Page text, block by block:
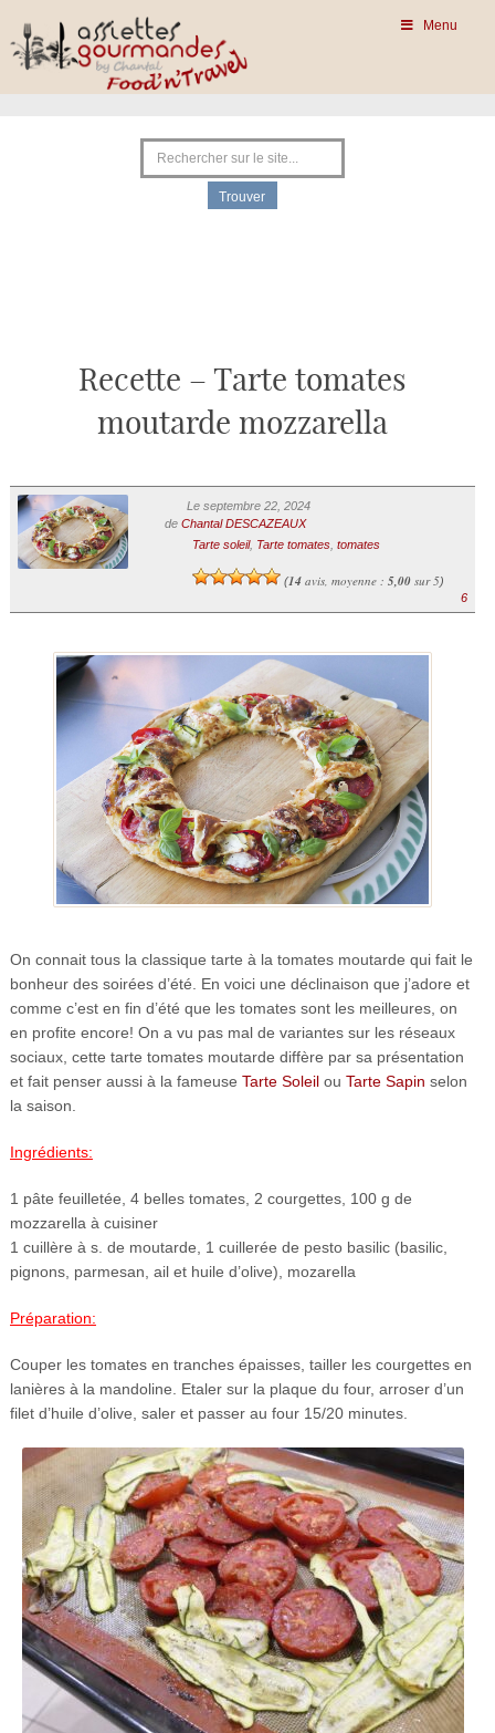
Menu
Recette – Tarte tomates
moutarde mozzarella
Le septembre 22, 2024
de Chantal DESCAZEAUX
Tarte soleil, Tarte tomates, tomates
(14avis, moyenne : 5,00sur 5)
6
On connait tous la classique tarte à la tomates moutarde qui fait le
bonheur des soirées d’été. En voici une déclinaison que j’adore et
comme c’est en fin d’été que les tomates sont les meilleures, on
en profite encore! On a vu pas mal de variantes sur les réseaux
sociaux, cette tarte tomates moutarde diffère par sa présentation
et fait penser aussi à la fameuse Tarte Soleilou Tarte Sapin selon
la saison.
Ingrédients:
1 pâte feuilletée, 4 belles tomates, 2 courgettes, 100 g de
mozzarella à cuisiner
1 cuillère à s. de moutarde, 1 cuillerée de pesto basilic (basilic,
pignons, parmesan, ail et huile d’olive), mozarella
Préparation:
Couper les tomates en tranches épaisses, tailler les courgettes en
lanières à la mandoline. Etaler sur la plaque du four, arroser d’un
filet d’huile d’olive, saler et passer au four 15/20 minutes.